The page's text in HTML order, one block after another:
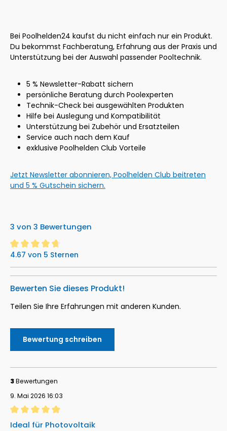
Bei Poolhelden24 kaufst du nicht einfach nur ein Produkt.
Du bekommst Fachberatung, Erfahrung aus der Praxis und
Unterstützung bei der Auswahl passender Pooltechnik.
5 % Newsletter-Rabatt sichern
persönliche Beratung durch Poolexperten
Technik-Check bei ausgewählten Produkten
Hilfe bei Auslegung und Kompatibilität
Unterstützung bei Zubehör und Ersatzteilen
Service auch nach dem Kauf
exklusive Poolhelden Club Vorteile
Jetzt Newsletter abonnieren, Poolhelden Club beitreten
und 5 % Gutschein sichern.
3 von 3 Bewertungen
Durchschnittliche Bewertung von 4.67 von 5 Sternen
4.67 von 5 Sternen
Bewerten Sie dieses Produkt!
Teilen Sie Ihre Erfahrungen mit anderen Kunden.
Bewertung schreiben
3Bewertungen
9. Mai 2026 16:03
Bewertung mit 5 von 5 Sternen
Ideal für Photovoltaik